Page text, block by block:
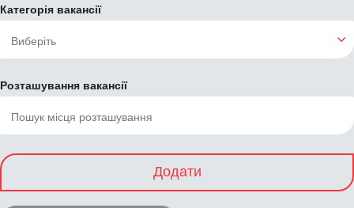
Категорія вакансії
Розташування вакансії
Додати